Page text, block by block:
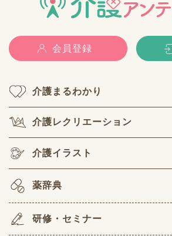
会員登録
介護まるわかり
介護レクリエーション
介護イラスト
薬辞典
研修・セミナー